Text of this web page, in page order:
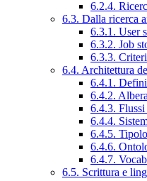
6.2.4.
6.3. Dalla ricerca
6.3.1. User
6.3.2. Job
6.3.3.
6.4. Architettura
6.4.1.
6.4.2.
6.4.3.
6.4.4.
6.4.5.
6.4.6.
6.4.7.
6.5. Scrittura e